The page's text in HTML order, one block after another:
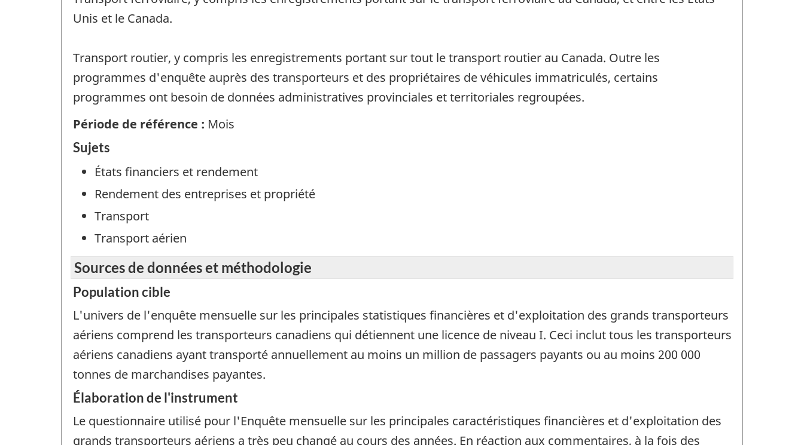
Unis et le Canada.
Transport routier, y compris les enregistrements portant sur tout le transport routier au Canada. Outre les
programmes d'enquête auprès des transporteurs et des propriétaires de véhicules immatriculés, certains
programmes ont besoin de données administratives provinciales et territoriales regroupées.
Période de référence : Mois
Sujets
États financiers et rendement
Rendement des entreprises et propriété
Transport
Transport aérien
Sources de données et méthodologie
Population cible
L'univers de l'enquête mensuelle sur les principales statistiques financières et d'exploitation des grands transporteurs
aériens comprend les transporteurs canadiens qui détiennent une licence de niveau I. Ceci inclut tous les transporteurs
aériens canadiens ayant transporté annuellement au moins un million de passagers payants ou au moins 200 000
tonnes de marchandises payantes.
Élaboration de l'instrument
Le questionnaire utilisé pour l'Enquête mensuelle sur les principales caractéristiques financières et d'exploitation des
grands transporteurs aériens a très peu changé au cours des années. En réaction aux commentaires, à la fois des